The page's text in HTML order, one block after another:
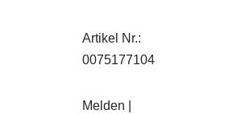
Artikel Nr.:
0075177104
Melden |